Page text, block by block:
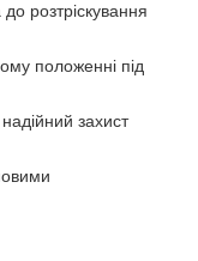
до розтріскування
положенні під
захист